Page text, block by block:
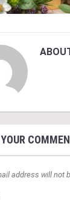
address will not